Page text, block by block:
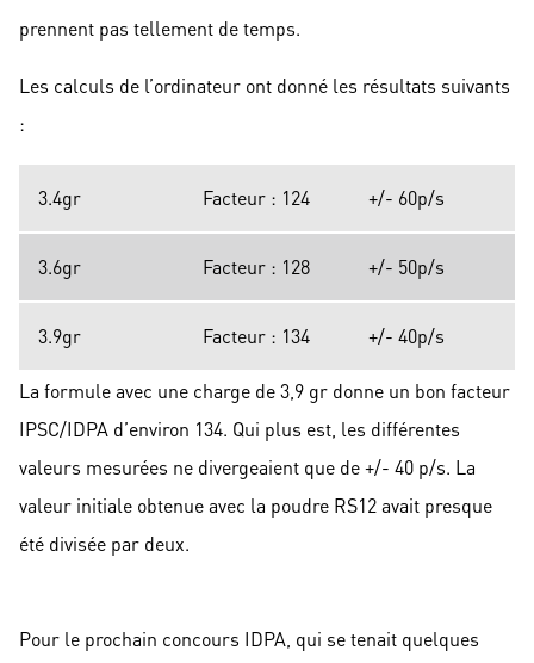
prennent pas tellement de temps.
Les calculs de l’ordinateur ont donné les résultats suivants
:
3.4gr Facteur : 124 +/- 60p/s
3.6gr Facteur : 128 +/- 50p/s
3.9gr Facteur : 134 +/- 40p/s
La formule avec une charge de 3,9 gr donne un bon facteur
IPSC/IDPA d’environ 134. Qui plus est, les différentes
valeurs mesurées ne divergeaient que de +/- 40 p/s. La
valeur initiale obtenue avec la poudre RS12 avait presque
été divisée par deux.
Pour le prochain concours IDPA, qui se tenait quelques